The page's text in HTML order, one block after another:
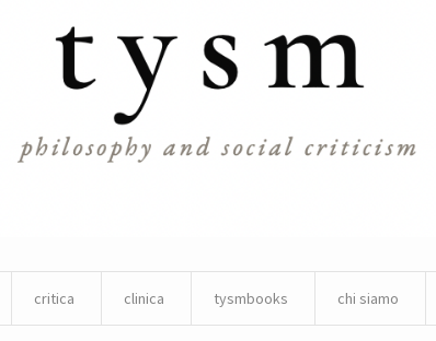
critica clinica tysmbooks chi siamo